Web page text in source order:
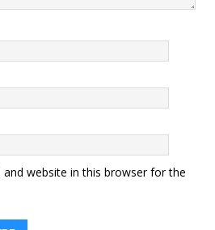
and website in this browser for the